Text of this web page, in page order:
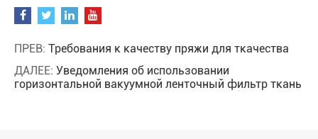
ПРЕВ: Требования к качеству пряжи для ткачества
ДАЛЕЕ: Уведомления об использовании
горизонтальной вакуумной ленточный фильтр ткань